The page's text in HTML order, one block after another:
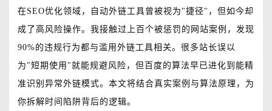
在SEO优化领域，自动外链工具曾被视为"捷径"，但如今却
成了高风险操作。我接触过上百个被惩罚的网站案例，发现
90%的违规行为都与滥用外链工具相关。很多站长误以
为"短期使用"就能规避风险，但百度的算法早已进化到能精
准识别异常外链模式。本文将结合真实案例与算法原理，为
你拆解时间陷阱背后的逻辑。